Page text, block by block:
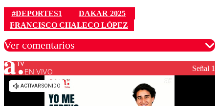
#DEPORTES1
DAKAR 2025
FRANCISCO CHALECO LÓPEZ
Ver comentarios
Los comentarios son moderados para garantizar un
diálogo respetuoso.
EN VIVO Señal 1